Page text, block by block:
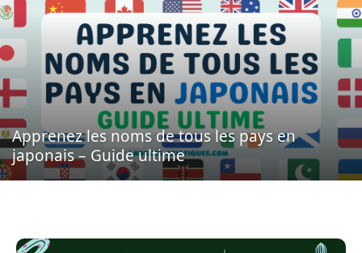
Apprenez les noms de tous les pays en
japonais – Guide ultime